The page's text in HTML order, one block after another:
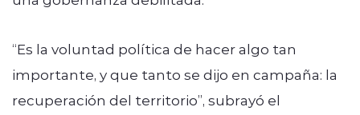
“Es la voluntad política de hacer algo tan
importante, y que tanto se dijo en campaña: la
recuperación del territorio”, subrayó el